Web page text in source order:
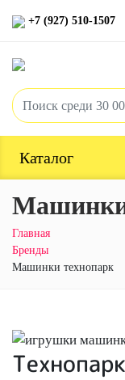
+7 (927) 510-1507
Каталог
Машинки
Главная
Бренды
Машинки технопарк
Технопарк